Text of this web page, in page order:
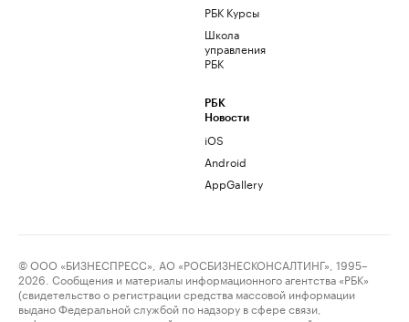
РБК Курсы
Школа
управления
РБК
РБК
Новости
iOS
Android
AppGallery
© ООО «БИЗНЕСПРЕСС», АО «РОСБИЗНЕСКОНСАЛТИНГ», 1995–
2026. Сообщения и материалы информационного агентства «РБК»
(свидетельство о регистрации средства массовой информации
выдано Федеральной службой по надзору в сфере связи,